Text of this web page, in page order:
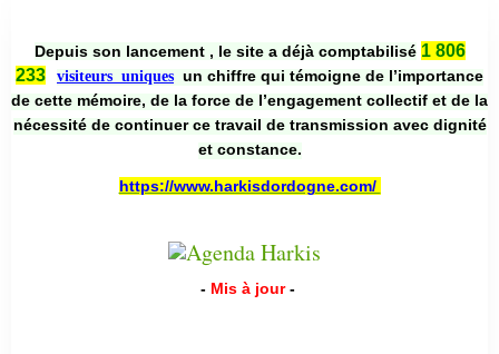
Depuis son lancement , le site a déjà comptabilisé 1 806
233
visiteurs uniques un chiffre qui témoigne de l’importance
de cette mémoire, de la force de l’engagement collectif et de la
nécessité de continuer ce travail de transmission avec dignité
et constance.
https://www.harkisdordogne.com/
- Mis à jour -